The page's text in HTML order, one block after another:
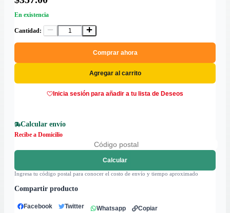
En existencia
Cantidad:
Comprar ahora
Agregar al carrito
Inicia sesión para añadir a tu lista de Deseos
Calcular envío
Recibe a Domicilio
Calcular
Ingresa tu código postal para conocer el costo de envío y tiempo aproximado
Compartir producto
Facebook Twitter Whatsapp Copiar